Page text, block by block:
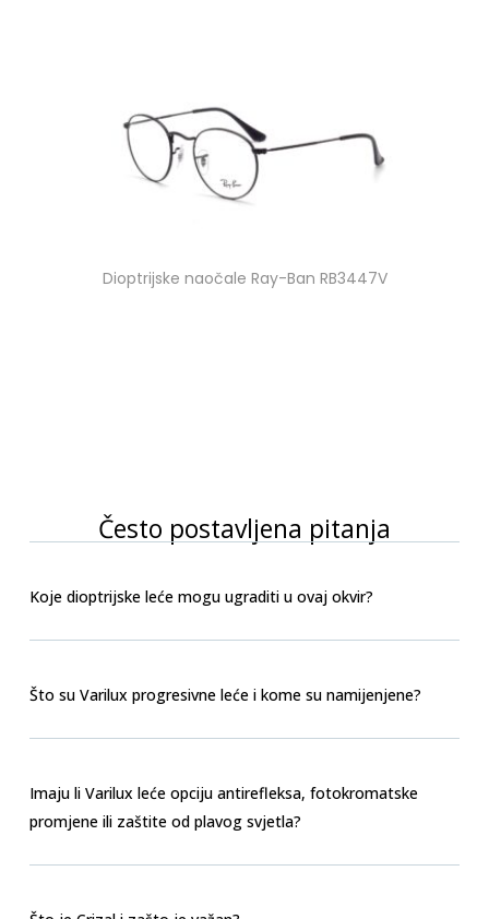
Dioptrijske naočale Ray-Ban RB3447V
Često postavljena pitanja
Koje dioptrijske leće mogu ugraditi u ovaj okvir?
Što su Varilux progresivne leće i kome su namijenjene?
Imaju li Varilux leće opciju antirefleksa, fotokromatske
promjene ili zaštite od plavog svjetla?